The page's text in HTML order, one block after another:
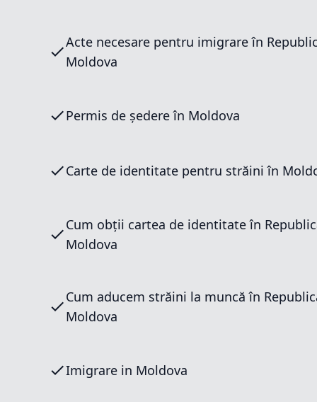
Acte necesare pentru imigrare în
Moldova
Permis de ședere în Moldova
Carte de identitate pentru străini în
Cum obții cartea de identitate în
Moldova
Cum aducem străini la muncă în
Moldova
Imigrare in Moldova